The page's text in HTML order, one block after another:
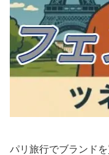
パリ旅行でブランド